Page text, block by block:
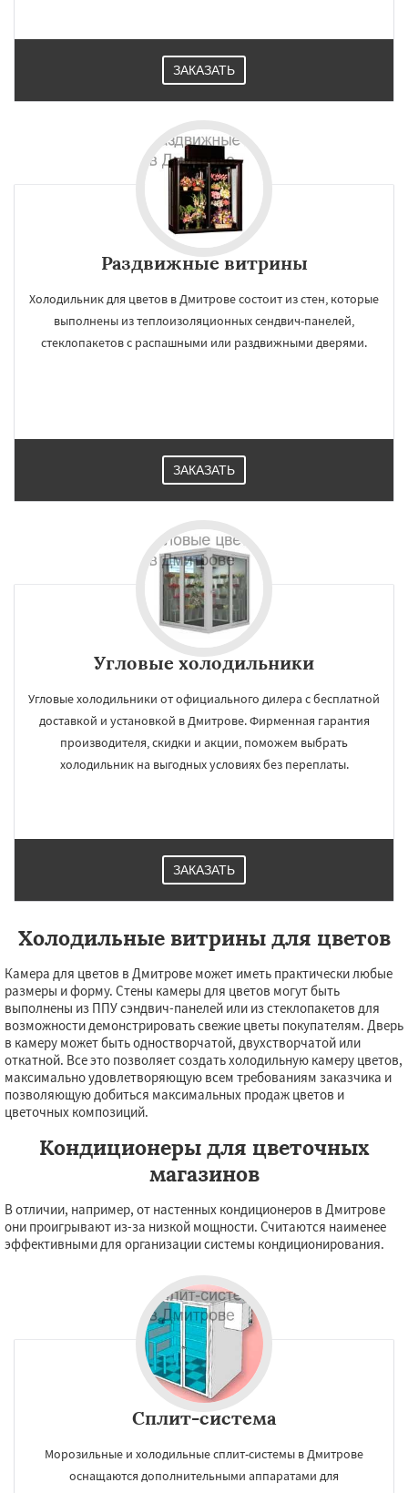
ЗАКАЗАТЬ
Раздвижные витрины
Холодильник для цветов в Дмитрове состоит из стен, которые
выполнены из теплоизоляционных сендвич-панелей,
стеклопакетов с распашными или раздвижными дверями.
ЗАКАЗАТЬ
Угловые холодильники
Угловые холодильники от официального дилера с бесплатной
доставкой и установкой в Дмитрове. Фирменная гарантия
производителя, скидки и акции, поможем выбрать
холодильник на выгодных условиях без переплаты.
ЗАКАЗАТЬ
Холодильные витрины для цветов
Камера для цветов в Дмитрове может иметь практически любые
размеры и форму. Стены камеры для цветов могут быть
выполнены из ППУ сэндвич-панелей или из стеклопакетов для
возможности демонстрировать свежие цветы покупателям. Дверь
в камеру может быть одностворчатой, двухстворчатой или
откатной. Все это позволяет создать холодильную камеру цветов,
максимально удовлетворяющую всем требованиям заказчика и
позволяющую добиться максимальных продаж цветов и
цветочных композиций.
Кондиционеры для цветочных
магазинов
В отличии, например, от настенных кондиционеров в Дмитрове
они проигрывают из-за низкой мощности. Считаются наименее
эффективными для организации системы кондиционирования.
Сплит-система
Морозильные и холодильные сплит-системы в Дмитрове
оснащаются дополнительными аппаратами для